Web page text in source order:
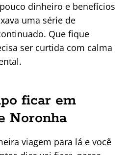
dinheiro e benefícios
uma série de
Que fique
ser curtida com calma
ficar em
Noronha
viagem para lá e você